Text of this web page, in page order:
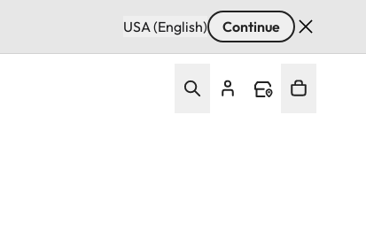
USA (English) Continue